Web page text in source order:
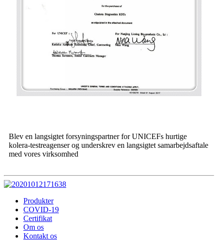
Blev en langsigtet forsyningspartner for UNICEFs hurtige
kolera-testreagenser og underskrev en langsigtet samarbejdsaftale
med vores virksomhed
Produkter
COVID-19
Certifikat
Om os
Kontakt os